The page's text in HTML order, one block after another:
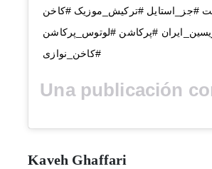
#جز_استایل #ترکیش_موزیک #کاخن
#پرکاشن #لوتوس_پرکاشن
#کاخن_نوازی
Kaveh Ghaffari